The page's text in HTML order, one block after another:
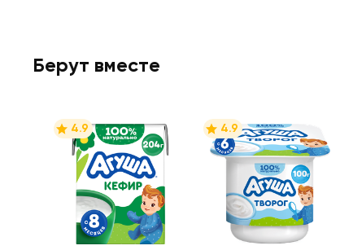
Берут вместе
4.9 4.9